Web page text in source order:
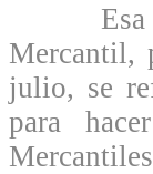
Esa
Mercantil,
julio, se
para